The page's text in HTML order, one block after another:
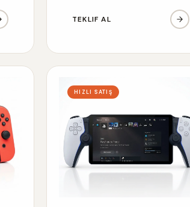
TEKLIF AL
HIZLI SATIŞ